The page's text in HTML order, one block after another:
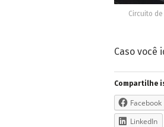
Circuito
Caso você
Compartilhe
Facebook
LinkedIn